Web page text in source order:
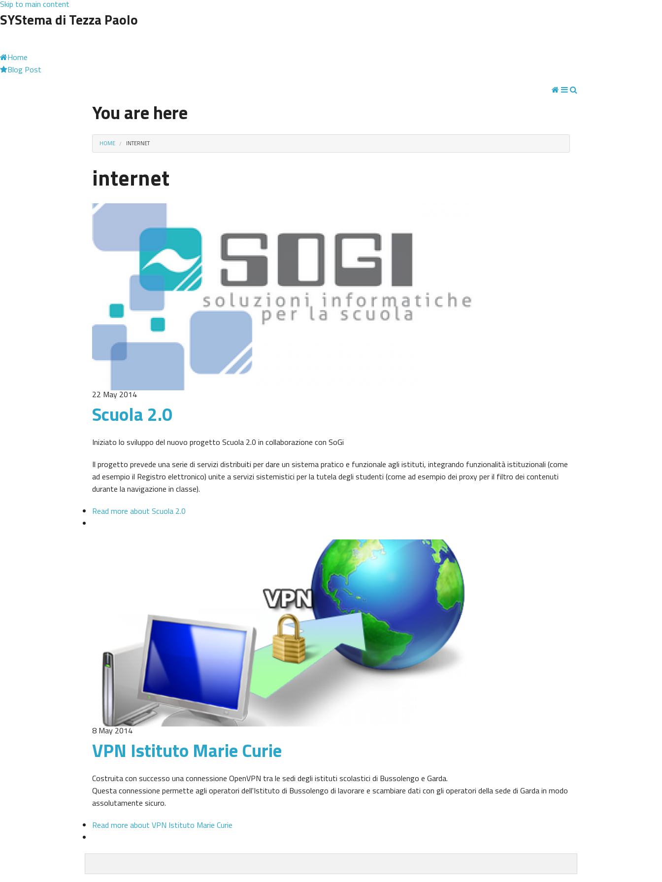
Skip to main content
SYStema di Tezza Paolo
Home
Blog Post
You are here
HOME INTERNET
internet
22 May 2014
Scuola 2.0
Iniziato lo sviluppo del nuovo progetto Scuola 2.0 in collaborazione con SoGi
Il progetto prevede una serie di servizi distribuiti per dare un sistema pratico e funzionale agli istituti, integrando funzionalità istituzionali (come
ad esempio il Registro elettronico) unite a servizi sistemistici per la tutela degli studenti (come ad esempio dei proxy per il filtro dei contenuti
durante la navigazione in classe).
Read more about Scuola 2.0
8 May 2014
VPN Istituto Marie Curie
Costruita con successo una connessione OpenVPN tra le sedi degli istituti scolastici di Bussolengo e Garda.
Questa connessione permette agli operatori dell'Istituto di Bussolengo di lavorare e scambiare dati con gli operatori della sede di Garda in modo
assolutamente sicuro.
Read more about VPN Istituto Marie Curie